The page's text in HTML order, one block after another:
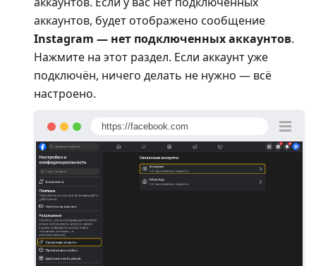
аккаунтов, будет отображено сообщение
Instagram — нет подключенных аккаунтов.
Нажмите на этот раздел. Если аккаунт уже
подключён, ничего делать не нужно — всё
настроено.
https://facebook.com